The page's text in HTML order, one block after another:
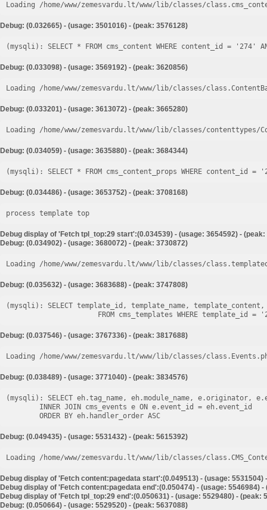
Loading /home/www/zemesvardu.lt/www/lib/classes/
Debug: (0.032665) - (usage: 3501016) - (peak: 3576128)
Debug: (0.033098) - (usage: 3569192) - (peak: 3620856)
Loading /home/www/zemesvardu.lt/www/lib/classes/
Debug: (0.033201) - (usage: 3613072) - (peak: 3665280)
Loading /home/www/zemesvardu.lt/www/lib/classes/
Debug: (0.034059) - (usage: 3635880) - (peak: 3684344)
Debug: (0.034486) - (usage: 3653752) - (peak: 3708168)
process template top
Debug display of 'Fetch tpl_top:29 start':(0.034539) - (usage: 3654592) - (peak:
Debug: (0.034902) - (usage: 3680072) - (peak: 3730872)
Loading /home/www/zemesvardu.lt/www/lib/classes/
Debug: (0.035632) - (usage: 3683688) - (peak: 3747808)
(mysqli): SELECT template_id, template_name,
Debug: (0.037546) - (usage: 3767336) - (peak: 3817688)
Loading /home/www/zemesvardu.lt/www/lib/classes/
Debug: (0.038489) - (usage: 3771040) - (peak: 3834576)
(mysqli): SELECT eh.tag_name, eh.module_name, e.originator,
Debug: (0.049435) - (usage: 5531432) - (peak: 5615392)
Loading /home/www/zemesvardu.lt/www/lib/classes/
Debug display of 'Fetch content:pagedata start':(0.049513) - (usage: 5531504)
Debug display of 'Fetch content:pagedata end':(0.050474) - (usage: 5546984) -
Debug display of 'Fetch tpl_top:29 end':(0.050631) - (usage: 5529480) - (peak:
Debug: (0.050664) - (usage: 5529520) - (peak: 5637088)